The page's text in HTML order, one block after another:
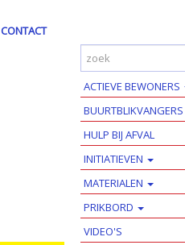
CONTACT
ACTIEVE BEWONERS
BUURTBLIKVANGERS
HULP BIJ AFVAL
INITIATIEVEN
MATERIALEN
PRIKBORD
VIDEO'S